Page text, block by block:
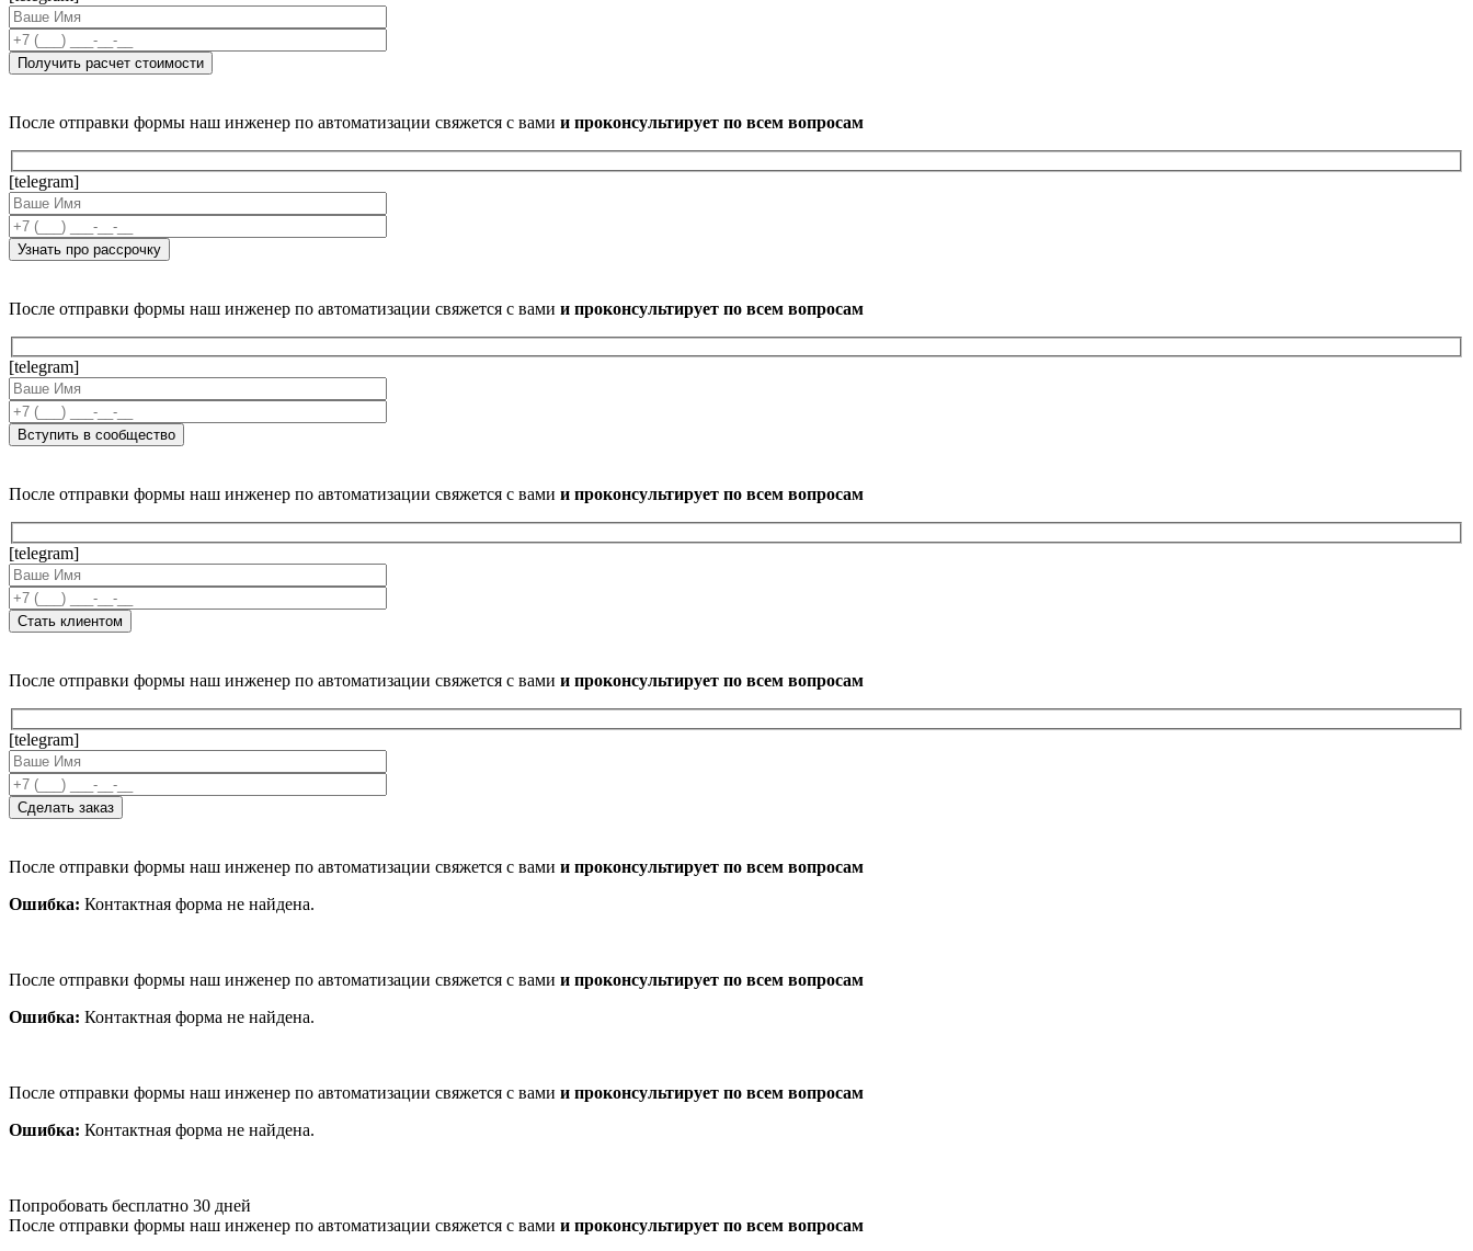
После отправки формы наш инженер по автоматизации свяжется с вами и проконсультирует по всем вопросам
[telegram]
После отправки формы наш инженер по автоматизации свяжется с вами и проконсультирует по всем вопросам
[telegram]
После отправки формы наш инженер по автоматизации свяжется с вами и проконсультирует по всем вопросам
[telegram]
После отправки формы наш инженер по автоматизации свяжется с вами и проконсультирует по всем вопросам
[telegram]
После отправки формы наш инженер по автоматизации свяжется с вами и проконсультирует по всем вопросам
Ошибка: Контактная форма не найдена.
После отправки формы наш инженер по автоматизации свяжется с вами и проконсультирует по всем вопросам
Ошибка: Контактная форма не найдена.
После отправки формы наш инженер по автоматизации свяжется с вами и проконсультирует по всем вопросам
Ошибка: Контактная форма не найдена.
Попробовать бесплатно 30 дней
После отправки формы наш инженер по автоматизации свяжется с вами и проконсультирует по всем вопросам